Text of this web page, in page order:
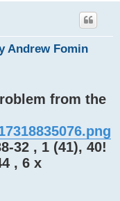
Andrew Fomin
from the
32 , 1 (41), 40!
, 6 x